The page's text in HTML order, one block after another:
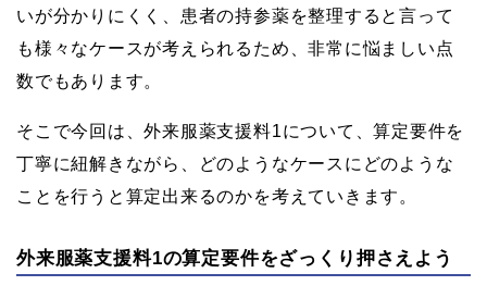
いが分かりにくく、患者の持参薬を整理すると言って
も様々なケースが考えられるため、非常に悩ましい点
数でもあります。
そこで今回は、外来服薬支援料1について、算定要件を
丁寧に紐解きながら、どのようなケースにどのような
ことを行うと算定出来るのかを考えていきます。
外来服薬支援料1の算定要件をざっくり押さえよう